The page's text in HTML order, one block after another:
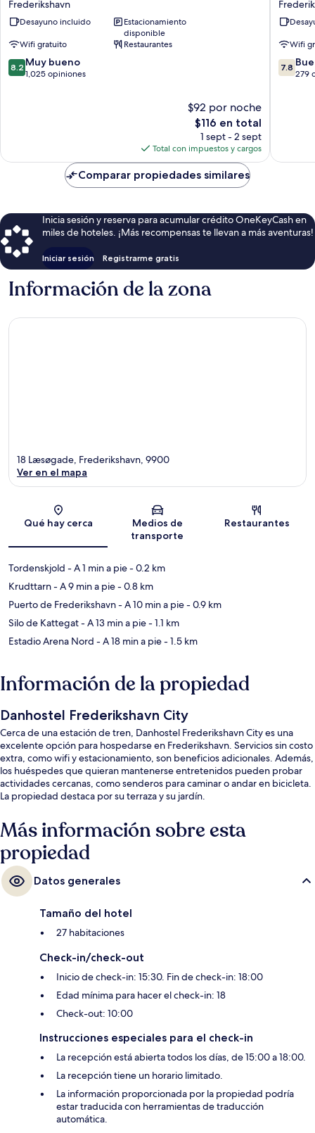
Frederikshavn
Frederikshavn
Desayuno incluido
Estacionamiento
disponible
Wifi gratuito
Restaurantes
8.2
de
8.2 Muy bueno
1,025 opiniones
$92 por noche
El
precio
actual
es
de
$116
$116 en total
1 sept - 2 sept
Total con impuestos y cargos
Wifi
7.8
de
7.8
279
Comparar propiedades similares
Inicia sesión y reserva para acumular crédito OneKeyCash en
miles de hoteles. ¡Más recompensas te llevan a más aventuras!
Iniciar sesión Registrarme gratis
Información de la zona
Sección del mapa
18 Læsøgade, Frederikshavn, 9900
Ver en el mapa
Qué hay cerca
Medios de
transporte
Restaurantes
Tordenskjold - A 1 min a pie- 0.2 km
Krudttarn- A 9 min a pie- 0.8 km
Puerto de Frederikshavn- A 10 min a pie- 0.9 km
Silo de Kattegat- A 13 min a pie- 1.1 km
Estadio Arena Nord - A 18 min a pie- 1.5 km
Información de la propiedad
Danhostel Frederikshavn City
Cerca de una estación de tren, Danhostel Frederikshavn City es una
excelente opción para hospedarse en Frederikshavn. Servicios sin costo
extra, como wifi y estacionamiento, son beneficios adicionales. Además,
los huéspedes que quieran mantenerse entretenidos pueden probar
actividades cercanas, como senderos para caminar o andar en bicicleta.
La propiedad destaca por su terraza y su jardín.
Más información sobre esta
propiedad
Datos generales
Tamaño del hotel
27 habitaciones
Check-in/check-out
Inicio de check-in: 15:30. Fin de check-in: 18:00
Edad mínima para hacer el check-in: 18
Check-out: 10:00
Instrucciones especiales para el check-in
La recepción está abierta todos los días, de 15:00 a 18:00.
La recepción tiene un horario limitado.
La información proporcionada por la propiedad podría
estar traducida con herramientas de traducción
automática.